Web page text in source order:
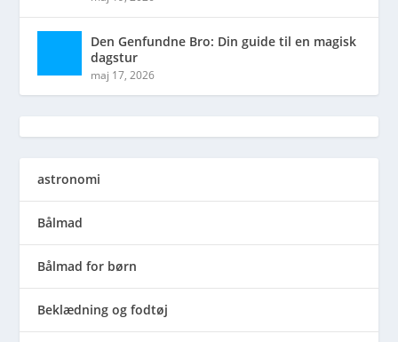
Den Genfundne Bro: Din guide til en magisk
dagstur
maj 17, 2026
astronomi
Bålmad
Bålmad for børn
Beklædning og fodtøj